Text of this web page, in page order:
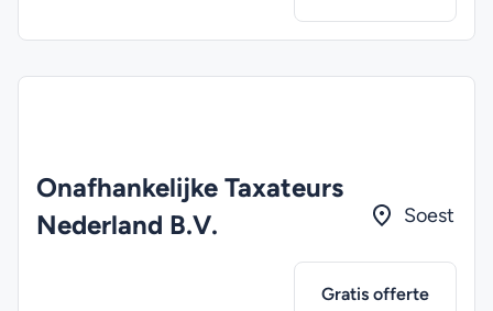
Onafhankelijke Taxateurs
Nederland B.V.
Soest
Gratis offerte